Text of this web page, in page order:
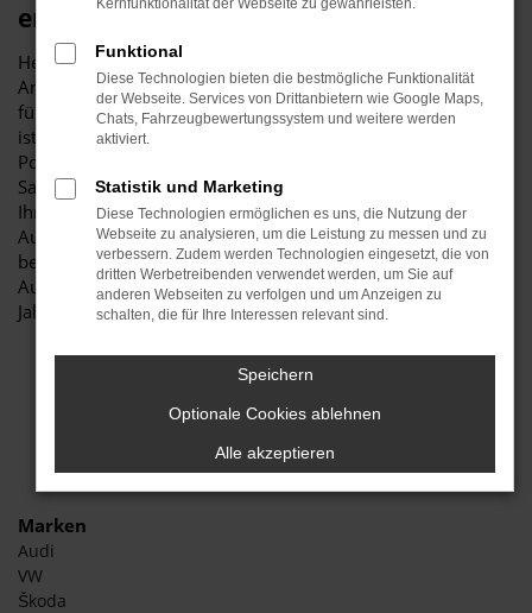
erhalten Sie im Autohaus Stiglmayr
Herzlich willkommen bei Autohaus Stiglmayr – Ihre erste
Anlaufstelle für exzellente VW Polo Jahreswagen Fahrzeuge
für Aichach und Umgebung! Unser renommiertes Autohaus
ist stolz darauf, Ihnen eine herausragende Auswahl an VW
Polo Jahreswagen zu präsentieren, die höchste Standards in
Sachen Qualität und Leistung erfüllen. Wir sind seit Jahren
Ihr vertrauenswürdiger Partner, wenn es um erstklassige
Automobile geht. Erfahren Sie mehr über unsere
beeindruckende VW Polo Jahreswagen Flotte und warum
Autohaus Stiglmayr die bevorzugte Adresse für VW Polo
Jahreswagen Liebhaber ist.
Marken
Audi
VW
Škoda
Kernfunktionalität der Webseite zu gewährleisten.
Funktional
Diese Technologien bieten die bestmögliche Funktionalität
der Webseite. Services von Drittanbietern wie Google Maps,
Chats, Fahrzeugbewertungssystem und weitere werden
aktiviert.
Statistik und Marketing
Diese Technologien ermöglichen es uns, die Nutzung der
Webseite zu analysieren, um die Leistung zu messen und zu
verbessern. Zudem werden Technologien eingesetzt, die von
dritten Werbetreibenden verwendet werden, um Sie auf
anderen Webseiten zu verfolgen und um Anzeigen zu
schalten, die für Ihre Interessen relevant sind.
Speichern
Optionale Cookies ablehnen
Alle akzeptieren